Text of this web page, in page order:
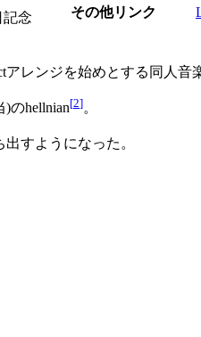
その他リンク
記念
レンジを始めとする同人音
のhellnian[2]。
出すようになった。